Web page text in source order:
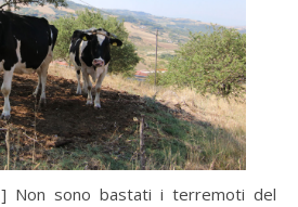
] Non sono bastati i terremoti del